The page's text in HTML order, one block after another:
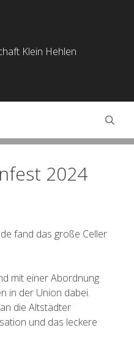
2024
fand das große Celler
mit einer Abordnung
in der Union dabei.
die Altstädter
und das leckere